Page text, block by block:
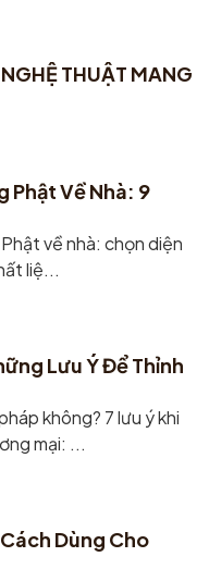
THUẬT MANG
Phật Về Nhà: 9
về nhà: chọn diện
liệ...
Lưu Ý Để Thỉnh
không? 7 lưu ý khi
mại: ...
Dùng Cho